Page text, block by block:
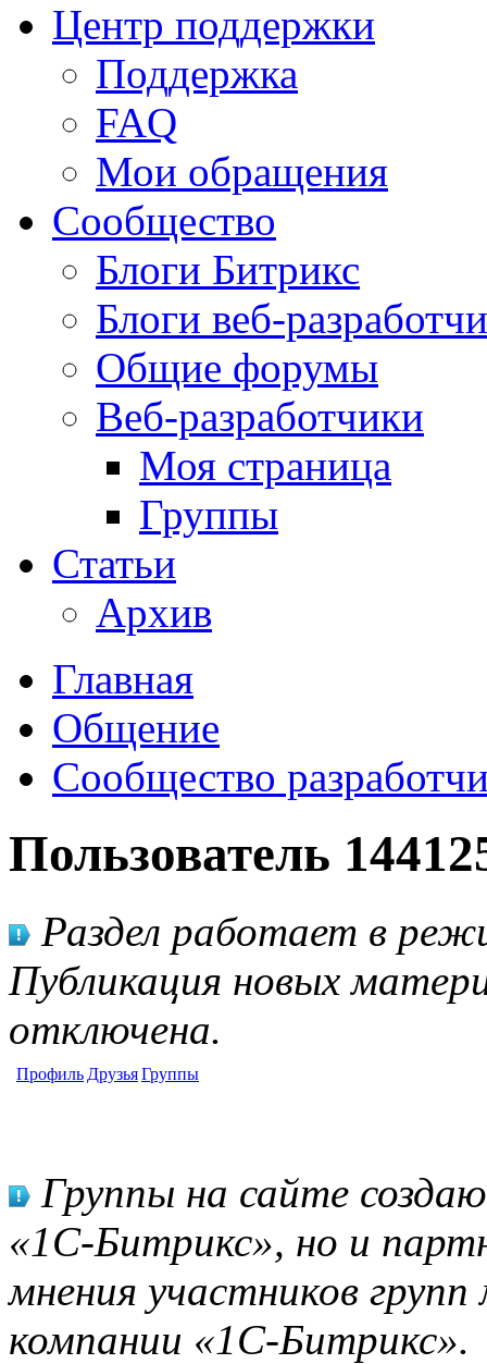
Центр поддержки
Поддержка
FAQ
Мои обращения
Сообщество
Блоги Битрикс
Блоги веб-
Общие форумы
Веб-разработчики
Моя страница
Группы
Статьи
Архив
Главная
Общение
Сообщество
Пользователь
Раздел работает в
Публикация новых
отключена.
Профиль ДрузьяГруппы
Группы на сайте
«1С-Битрикс», но и
мнения участников
компании «1С-Битрикс».